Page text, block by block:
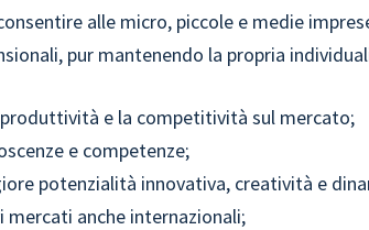
alle micro, piccole e medie
pur mantenendo la propria
e la competitività sul mercato;
e competenze;
potenzialità innovativa, creatività e
mercati anche internazionali;